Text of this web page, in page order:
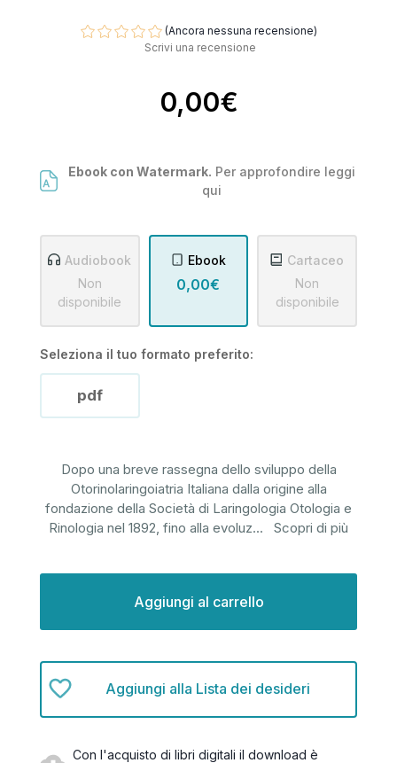
(Ancora nessuna recensione)
Scrivi una recensione
0,00€
Ebook con Watermark. Per approfondire leggi
qui
Audiobook
Non
disponibile
Ebook
0,00€
Cartaceo
Non
disponibile
Seleziona il tuo formato preferito:
pdf
Dopo una breve rassegna dello sviluppo della
Otorinolaringoiatria Italiana dalla origine alla
fondazione della Società di Laringologia Otologia e
Rinologia nel 1892, fino alla evoluz... Scopri di più
Aggiungi alla Lista dei desideri
Con l'acquisto di libri digitali il download è